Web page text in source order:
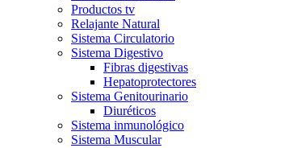
Productos tv
Relajante Natural
Sistema Circulatorio
Sistema Digestivo
Fibras digestivas
Hepatoprotectores
Sistema Genitourinario
Diuréticos
Sistema inmunológico
Sistema Muscular